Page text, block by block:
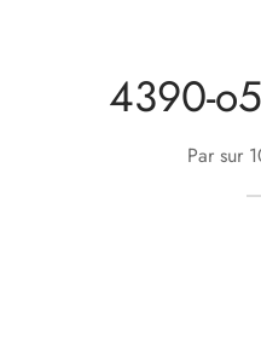
4390-
Par sur